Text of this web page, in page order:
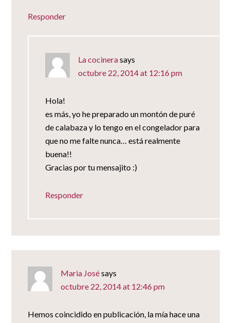
Responder
La cocinerasays
octubre 22, 2014 at 12:16 pm
Hola!
es más, yo he preparado un montón de puré
de calabaza y lo tengo en el congelador para
que no me falte nunca… está realmente
buena!!
Gracias por tu mensajito :)
Responder
Maria Josésays
octubre 22, 2014 at 12:46 pm
Hemos coincidido en publicación, la mía hace una